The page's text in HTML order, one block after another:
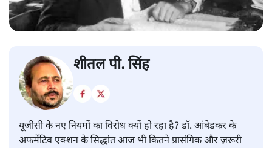
शीतल पी. सिंह
यूजीसी के नए नियमों का विरोध क्यों हो रहा है? डॉ. आंबेडकर के
अफर्मेटिव एक्शन के सिद्धांत आज भी कितने प्रासंगिक और ज़रूरी